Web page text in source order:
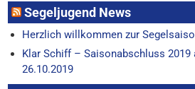
Segeljugend News
Herzlich willkommen zur
Klar Schiff – Saisonabschluss 2019
26.10.2019